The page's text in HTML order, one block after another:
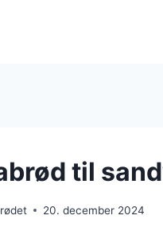
til
20. december 2024